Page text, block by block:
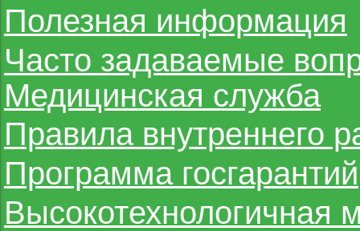
Полезная информация
Часто задаваемые
Медицинская служба
Правила внутреннего
Программа госгарантий
Высокотехнологичная